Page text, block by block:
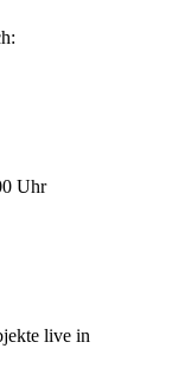
Uhr
live in